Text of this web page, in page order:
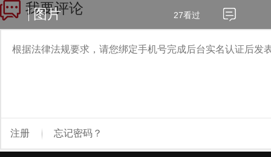
图片 27看过